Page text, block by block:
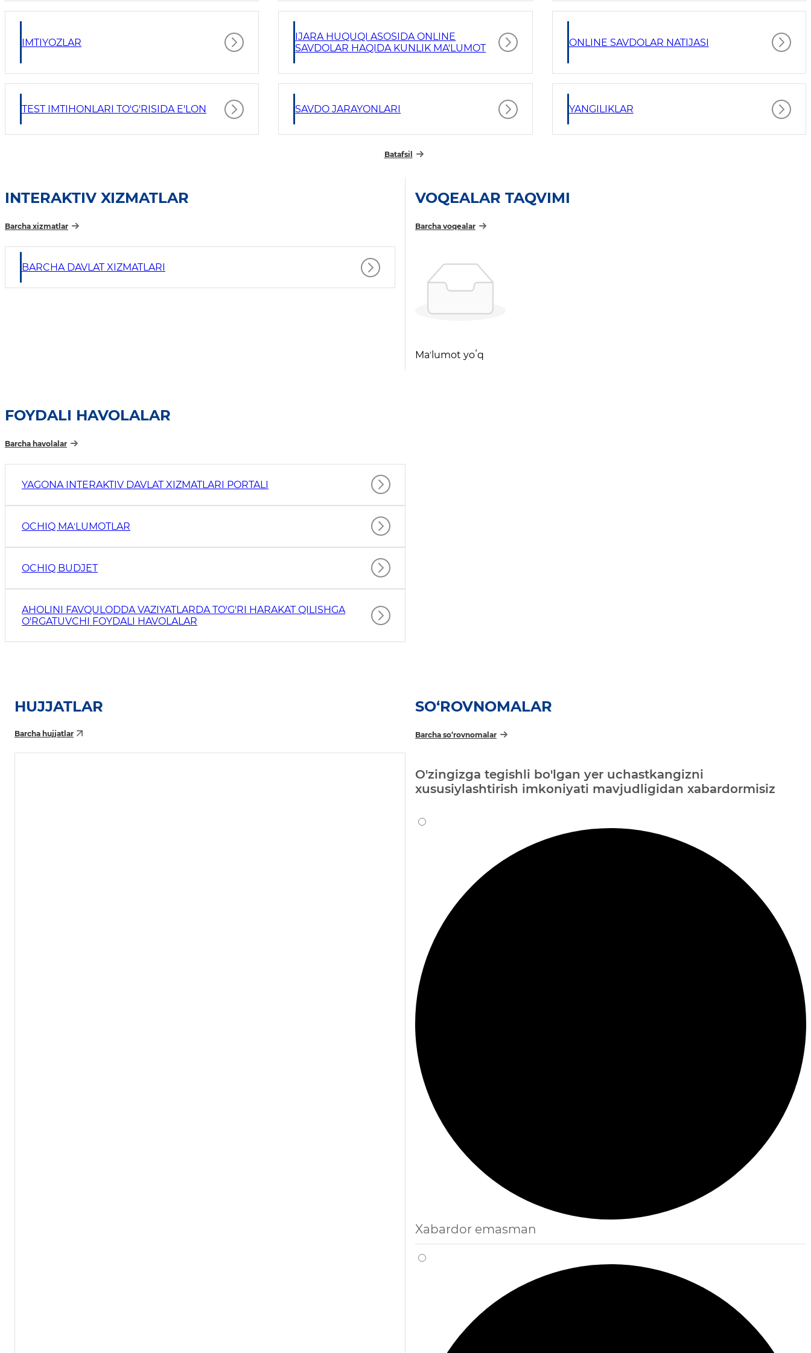
IMTIYOZLAR
IJARA HUQUQI ASOSIDA ONLINE
SAVDOLAR HAQIDA KUNLIK MA'LUMOT
ONLINE SAVDOLAR NATIJASI
TEST IMTIHONLARI TO'G'RISIDA E'LON SAVDO JARAYONLARI YANGILIKLAR
Batafsil
INTERAKTIV XIZMATLAR
Barcha xizmatlar
BARCHA DAVLAT XIZMATLARI
VOQEALAR TAQVIMI
Barcha voqealar
Maʼlumot yoʻq
FOYDALI HAVOLALAR
Barcha havolalar
YAGONA INTERAKTIV DAVLAT XIZMATLARI PORTALI
OCHIQ MAʼLUMOTLAR
OCHIQ BUDJET
AHOLINI FAVQULODDA VAZIYATLARDA TO'G'RI HARAKAT QILISHGA
O'RGATUVCHI FOYDALI HAVOLALAR
HUJJATLAR
Barcha hujjatlar
SO‘ROVNOMALAR
Barcha so‘rovnomalar
O'zingizga tegishli bo'lgan yer uchastkangizni
xususiylashtirish imkoniyati mavjudligidan xabardormisiz
Xabardor emasman